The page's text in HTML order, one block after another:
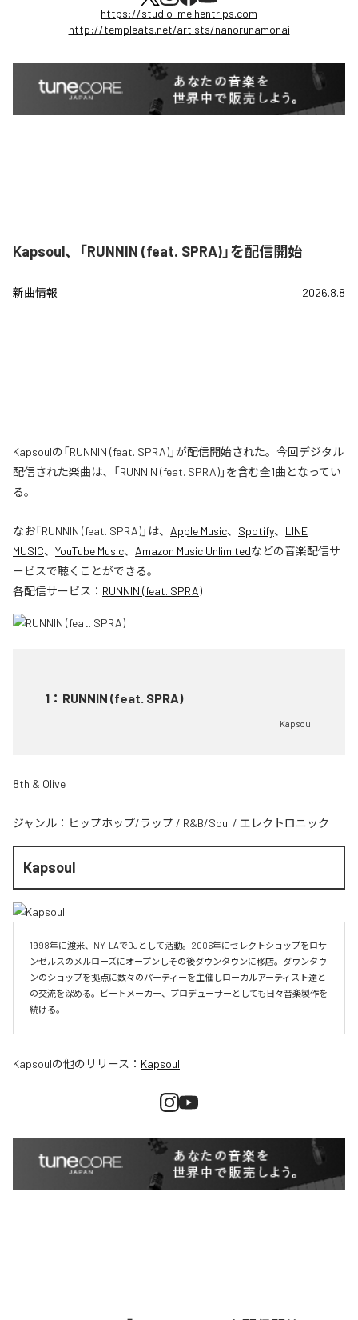
https://studio-melhentrips.com
http://templeats.net/artists/nanorunamonai
Kapsoul、「RUNNIN (feat. SPRA)」を配信開始
新曲情報 2026.8.8
Kapsoulの「RUNNIN (feat. SPRA)」が配信開始された。今回デジタル
配信された楽曲は、「RUNNIN (feat. SPRA)」を含む全1曲となってい
る。
なお「RUNNIN (feat. SPRA)」は、 Apple Music、 Spotify、 LINE
MUSIC、 YouTube Music、 Amazon Music Unlimitedなどの音楽配信サ
ービスで聴くことができる。
各配信サービス： RUNNIN (feat. SPRA)
1 ： RUNNIN (feat. SPRA)
Kapsoul
8th & Olive
ジャンル： ヒップホップ/ラップ / R&B/Soul / エレクトロニック
Kapsoul
1998年に渡米、NY  LAでDJとして活動。2006年にセレクトショップをロサ
ンゼルスのメルローズにオープンしその後ダウンタウンに移店。ダウンタウ
ンのショップを拠点に数々のパーティーを主催しローカルアーティスト達と
の交流を深める。ビートメーカー、プロデューサーとしても日々音楽製作を
続ける。
Kapsoulの他のリリース： Kapsoul